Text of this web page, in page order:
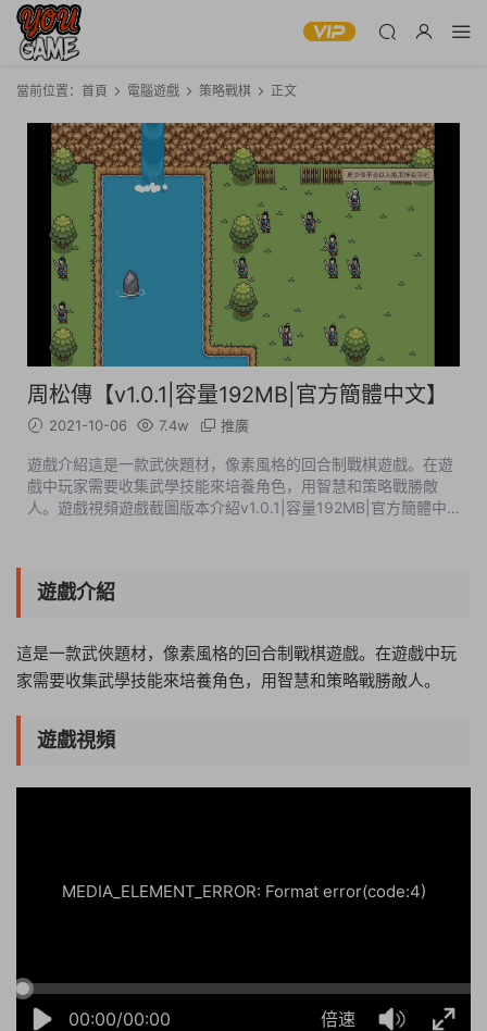
當前位置： 首頁 電腦遊戲 策略戰棋 正文
周松傳【v1.0.1|容量192MB|官方簡體中文】
2021-10-06 7.4w 推廣
遊戲介紹這是一款武俠題材，像素風格的回合制戰棋遊戲。在遊
戲中玩家需要收集武學技能來培養角色，用智慧和策略戰勝敵
人。遊戲視頻遊戲截圖版本介紹v1.0.1|容量192MB|官方簡體中
遊戲介紹
這是一款武俠題材，像素風格的回合制戰棋遊戲。在遊戲中玩
家需要收集武學技能來培養角色，用智慧和策略戰勝敵人。
遊戲視頻
00:00/00:00 倍速
MEDIA_ELEMENT_ERROR: Format error(code:4)